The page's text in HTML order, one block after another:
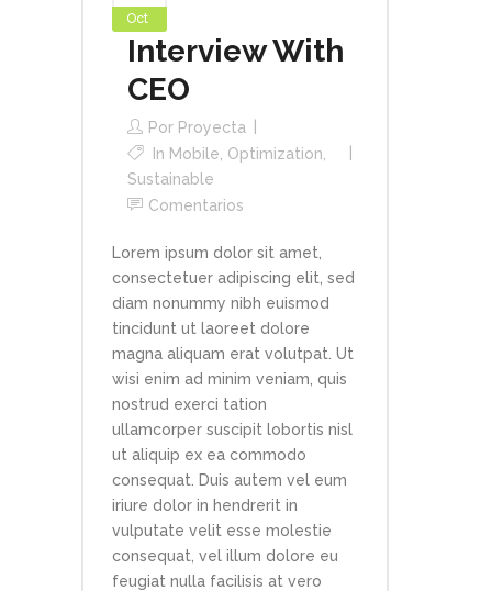
Oct
Interview With
CEO
Por Proyecta
In Mobile Optimization
Sustainable
Comentarios
Lorem ipsum dolor sit amet,
consectetuer adipiscing elit, sed
diam nonummy nibh euismod
tincidunt ut laoreet dolore
magna aliquam erat volutpat. Ut
wisi enim ad minim veniam, quis
nostrud exerci tation
ullamcorper suscipit lobortis nisl
ut aliquip ex ea commodo
consequat. Duis autem vel eum
iriure dolor in hendrerit in
vulputate velit esse molestie
consequat, vel illum dolore eu
feugiat nulla facilisis at vero